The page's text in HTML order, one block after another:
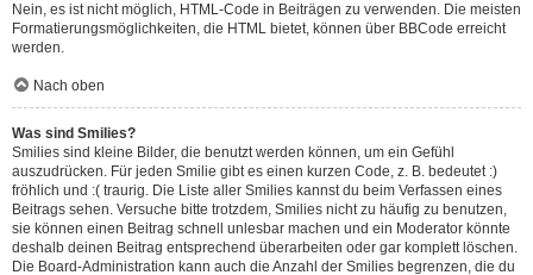
Nein, es ist nicht möglich, HTML-Code in Beiträgen zu verwenden. Die meisten
Formatierungsmöglichkeiten, die HTML bietet, können über BBCode erreicht
werden.
Nach oben
Was sind Smilies?
Smilies sind kleine Bilder, die benutzt werden können, um ein Gefühl
auszudrücken. Für jeden Smilie gibt es einen kurzen Code, z. B. bedeutet :)
fröhlich und :( traurig. Die Liste aller Smilies kannst du beim Verfassen eines
Beitrags sehen. Versuche bitte trotzdem, Smilies nicht zu häufig zu benutzen,
sie können einen Beitrag schnell unlesbar machen und ein Moderator könnte
deshalb deinen Beitrag entsprechend überarbeiten oder gar komplett löschen.
Die Board-Administration kann auch die Anzahl der Smilies begrenzen, die du